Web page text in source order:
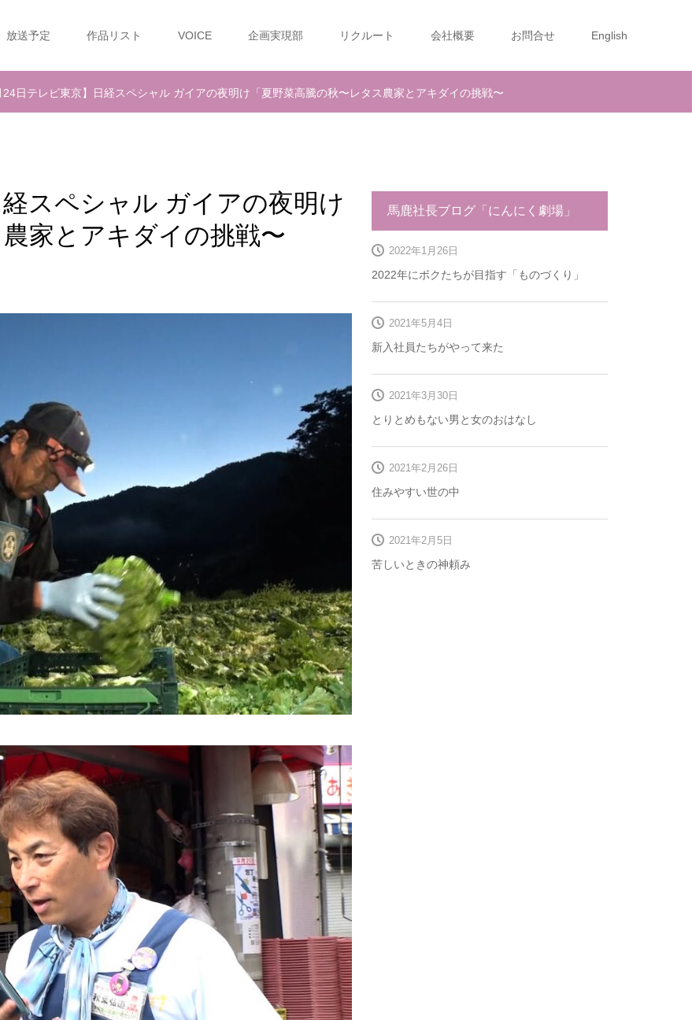
放送予定 作品リスト VOICE 企画実現部 リクルート 会社概要 お問合せ English
24日テレビ東京】日経スペシャル ガイアの夜明け「夏野菜高騰の秋〜レタス農家とアキダイの挑戦〜
経スペシャル ガイアの夜明け
家とアキダイの挑戦〜
馬鹿社長ブログ「にんにく劇場」
2022年にボクたちが目指す「ものづくり」
2022年1月26日
新入社員たちがやって来た
2021年5月4日
とりとめもない男と女のおはなし
2021年3月30日
住みやすい世の中
2021年2月26日
苦しいときの神頼み
2021年2月5日